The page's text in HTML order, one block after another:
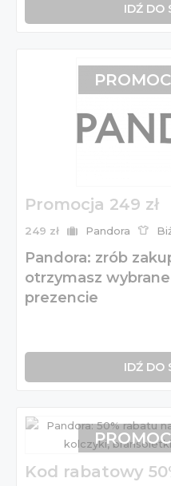
IDŹ DO
Promocja 249 zł
249 zł Pandora
Pandora: zrób
otrzymasz
prezencie
IDŹ DO
Kod rabatowy